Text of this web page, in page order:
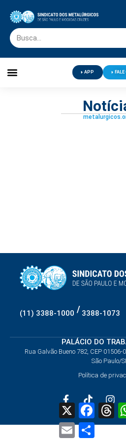
APP
(11) 3388-1000 / 3388-1073
PALÁCIO DO
Rua Galvão Bueno 782, CEP
São Paulo/
Política de
X
EmailShare